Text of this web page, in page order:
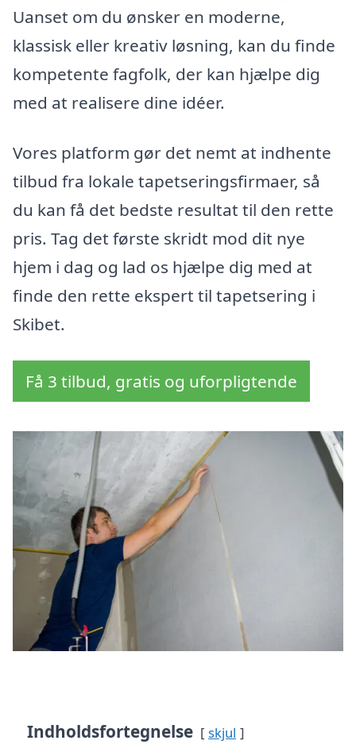
Uanset om du ønsker en moderne,
klassisk eller kreativ løsning, kan du finde
kompetente fagfolk, der kan hjælpe dig
med at realisere dine idéer.
Vores platform gør det nemt at indhente
tilbud fra lokale tapetseringsfirmaer, så
du kan få det bedste resultat til den rette
pris. Tag det første skridt mod dit nye
hjem i dag og lad os hjælpe dig med at
finde den rette ekspert til tapetsering i
Skibet.
Få 3 tilbud, gratis og uforpligtende
Indholdsfortegnelse skjul